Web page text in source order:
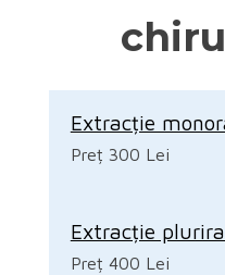
Extracție
Preț 300 Lei
Extracție
Preț 400 Lei